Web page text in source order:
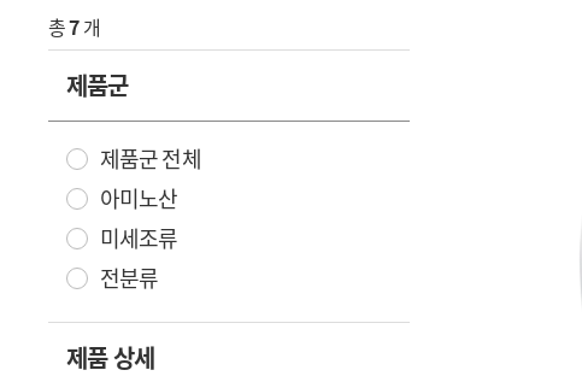
총7개
제품군
제품군 전체
아미노산
미세조류
전분류
제품 상세